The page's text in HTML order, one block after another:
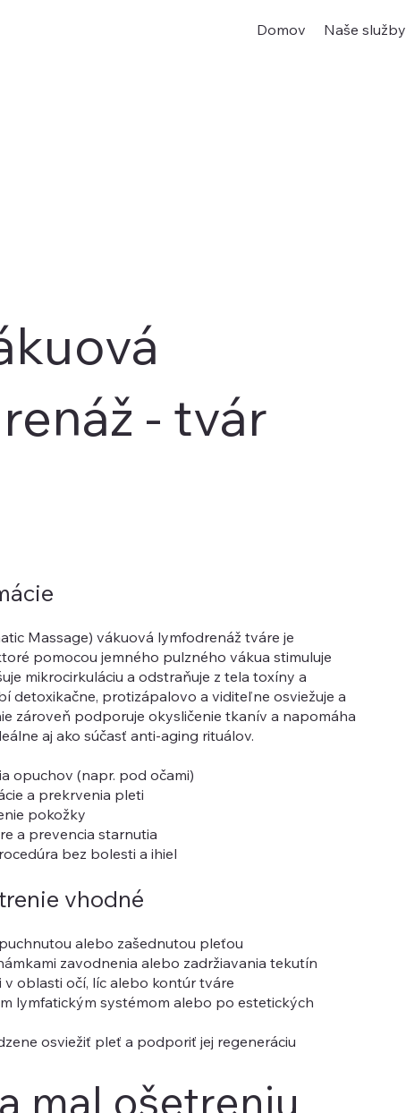
Domov Naše služby
- tvár
Massage) vákuová lymfodrenáž tváre je
pomocou jemného pulzného vákua stimuluje
mikrocirkuláciu a odstraňuje z tela toxíny a
detoxikačne, protizápalovo a viditeľne osviežuje a
zároveň podporuje okysličenie tkanív a napomáha
aj ako súčasť anti-aging rituálov.
opuchov (napr. pod očami)
a prekrvenia pleti
pokožky
a prevencia starnutia
bez bolesti a ihiel
alebo zašednutou pleťou
zavodnenia alebo zadržiavania tekutín
v oblasti očí, líc alebo kontúr tváre
lymfatickým systémom alebo po estetických
osviežiť pleť a podporiť jej regeneráciu
mal ošetreniu
vhodné